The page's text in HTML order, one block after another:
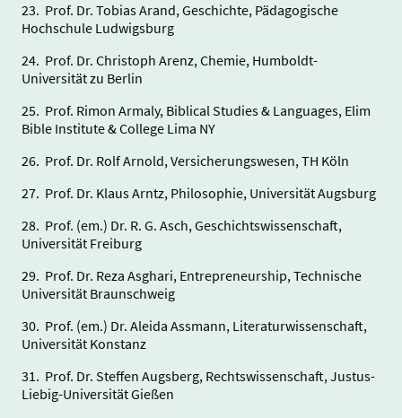
23. Prof. Dr. Tobias Arand, Geschichte, Pädagogische
Hochschule Ludwigsburg
24. Prof. Dr. Christoph Arenz, Chemie, Humboldt-
Universität zu Berlin
25. Prof. Rimon Armaly, Biblical Studies & Languages, Elim
Bible Institute & College Lima NY
26. Prof. Dr. Rolf Arnold, Versicherungswesen, TH Köln
27. Prof. Dr. Klaus Arntz, Philosophie, Universität Augsburg
28. Prof. (em.) Dr. R. G. Asch, Geschichtswissenschaft,
Universität Freiburg
29. Prof. Dr. Reza Asghari, Entrepreneurship, Technische
Universität Braunschweig
30. Prof. (em.) Dr. Aleida Assmann, Literaturwissenschaft,
Universität Konstanz
31. Prof. Dr. Steffen Augsberg, Rechtswissenschaft, Justus-
Liebig-Universität Gießen